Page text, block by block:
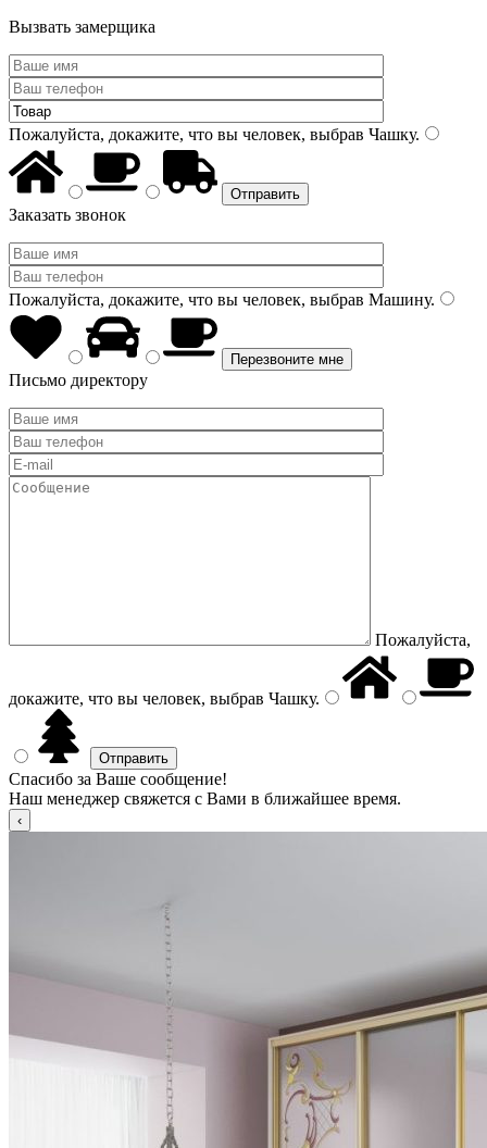
Вызвать замерщика
Пожалуйста, докажите, что вы человек, выбрав Чашку.
Заказать звонок
Пожалуйста, докажите, что вы человек, выбрав Машину.
Письмо директору
Пожалуйста,
докажите, что вы человек, выбрав Чашку.
Спасибо за Ваше сообщение!
Наш менеджер свяжется с Вами в ближайшее время.